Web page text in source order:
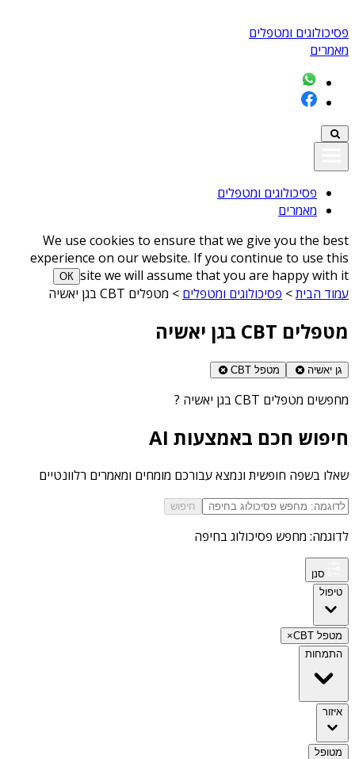
פסיכולוגים ומטפלים
מאמרים
פסיכולוגים ומטפלים
מאמרים
We use cookies to ensure that we give you the best
experience on our website. If you continue to use this
site we will assume that you are happy with it
ОК
עמוד הבית> פסיכולוגים ומטפלים > מטפלים CBT בגן יאשיה
מטפלים CBT בגן יאשיה
גן יאשיה מטפל CBT
מחפשים מטפלים CBT בגן יאשיה ?
חיפוש חכם באמצעות AI
שאלו בשפה חופשית ונמצא עבורכם מומחים ומאמרים רלוונטיים
חיפוש
לדוגמה: מחפש פסיכולוג בחיפה
סנן
טיפול
מטפל CBT
×
התמחות
איזור
מטופל